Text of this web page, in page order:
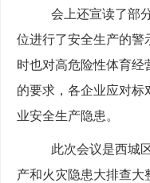
会上还宣读了部
位进行了安全生产的警
时也对高危险性体育经
的要求，各企业应对标
业安全生产隐患。
此次会议是西城
产和火灾隐患大排查大